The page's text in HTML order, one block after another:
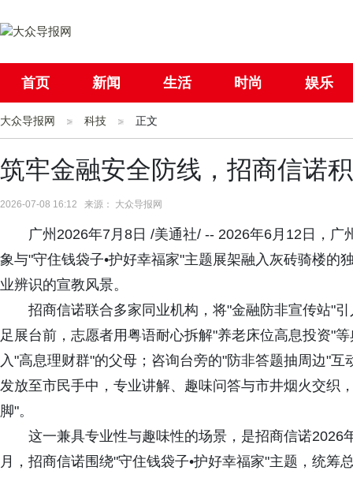
首页 新闻 生活 时尚 娱乐
社会 国际
大众导报网 科技 正文
筑牢金融安全防线，招商信诺
2026-07-08 16:12 来源： 大众导报网
广州2026年7月8日 /美通社/ -- 2026年6月12日，
象与"守住钱袋子•护好幸福家"主题展架融入灰砖骑楼的
业辨识的宣教风景。
招商信诺联合多家同业机构，将"金融防非宣传站"
足展台前，志愿者用粤语耐心拆解"养老床位高息投资"
入"高息理财群"的父母；咨询台旁的"防非答题抽周边"
发放至市民手中，专业讲解、趣味问答与市井烟火交织
脚"。
这一兼具专业性与趣味性的场景，是招商信诺
月，招商信诺围绕"守住钱袋子•护好幸福家"主题，统筹